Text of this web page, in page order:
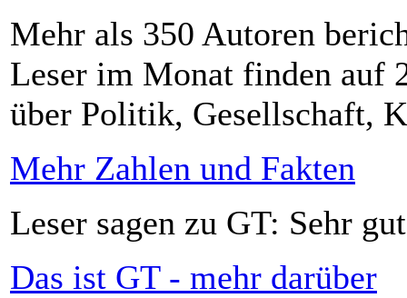
Mehr als 350 Autoren
Leser im Monat finden auf
über Politik, Gesellschaft,
Mehr Zahlen und Fakten
Leser sagen zu GT: Sehr
Das ist GT - mehr darüber